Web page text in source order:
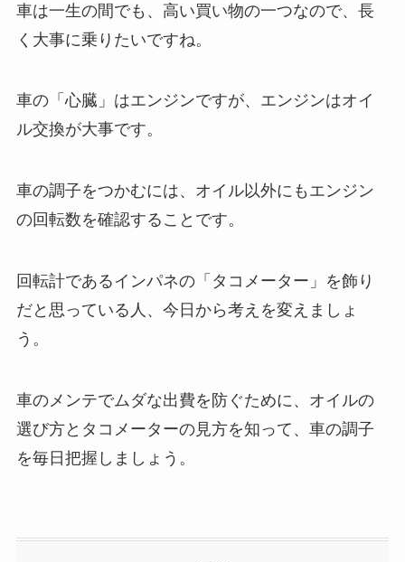
車は一生の間でも、高い買い物の一つなので、長
く大事に乗りたいですね。
車の「心臓」はエンジンですが、エンジンはオイ
ル交換が大事です。
車の調子をつかむには、オイル以外にもエンジン
の回転数を確認することです。
回転計であるインパネの「タコメーター」を飾り
だと思っている人、今日から考えを変えましょ
う。
車のメンテでムダな出費を防ぐために、オイルの
選び方とタコメーターの見方を知って、車の調子
を毎日把握しましょう。